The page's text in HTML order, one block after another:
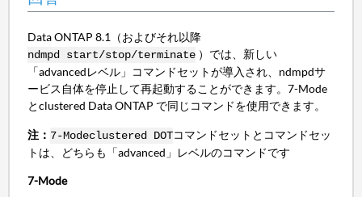
Data ONTAP 8.1（およびそれ以降
ndmpd start/stop/terminate）では、新しい
「advancedレベル」コマンドセットが導入され、ndmpdサ
ービス自体を停止して再起動することができます。7-Mode
とclustered Data ONTAP で同じコマンドを使用できます。
注： 7-Modeclustered DOTコマンドセットとコマンドセッ
トは、どちらも「advanced」レベルのコマンドです
7-Mode